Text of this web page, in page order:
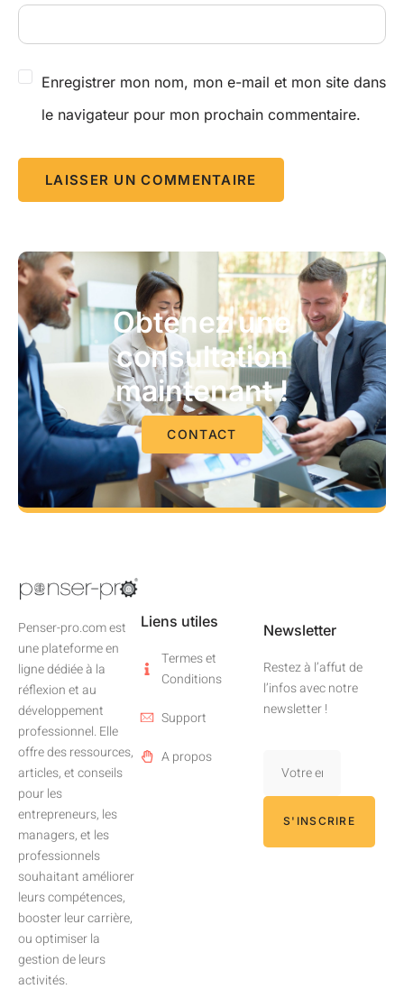
Enregistrer mon nom, mon e-mail et mon site dans
le navigateur pour mon prochain commentaire.
Obtenez une
consultation
maintenant !
CONTACT
Penser-pro.com est
une plateforme en
ligne dédiée à la
réflexion et au
développement
professionnel. Elle
offre des ressources,
articles, et conseils
pour les
entrepreneurs, les
managers, et les
professionnels
souhaitant améliorer
leurs compétences,
booster leur carrière,
ou optimiser la
gestion de leurs
activités.
Liens utiles
Termes et
Conditions
Support
A propos
Newsletter
Restez à l’affut de
l’infos avec notre
newsletter !
S'INSCRIRE